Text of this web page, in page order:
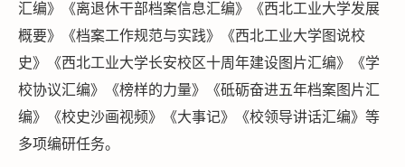
汇编》《离退休干部档案信息汇编》《西北工业大学发展
概要》《档案工作规范与实践》《西北工业大学图说校
史》《西北工业大学长安校区十周年建设图片汇编》《学
校协议汇编》《榜样的力量》《砥砺奋进五年档案图片汇
编》《校史沙画视频》《大事记》《校领导讲话汇编》等
多项编研任务。